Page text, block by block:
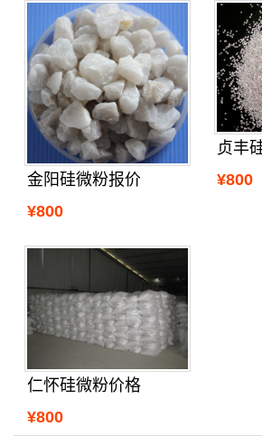
金阳硅微粉报价
¥800
贞丰
¥800
仁怀硅微粉价格
¥800